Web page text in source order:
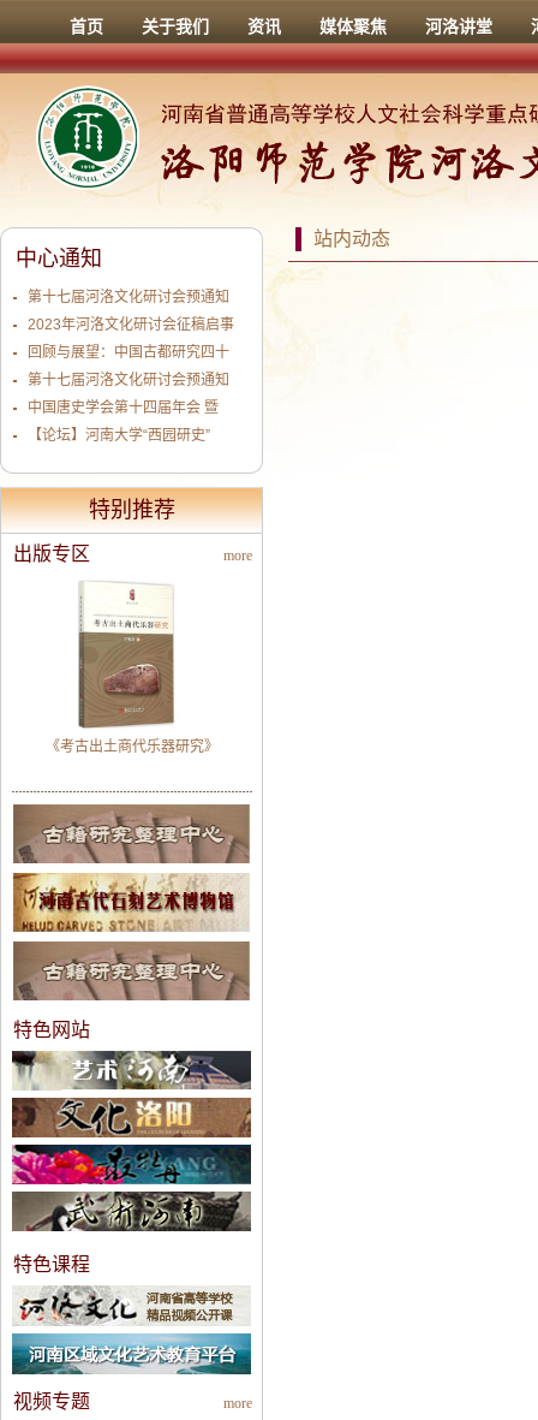
首页 关于我们 资讯 媒体聚焦 河洛讲堂
站内动态
中心通知
第十七届河洛文化研讨会预通知
2023年河洛文化研讨会征稿启事
回顾与展望：中国古都研究四十
第十七届河洛文化研讨会预通知
中国唐史学会第十四届年会 暨
【论坛】河南大学“西园研史”
特别推荐
more
出版专区
《考古出土商代乐器研究》
特色网站
特色课程
more
视频专题